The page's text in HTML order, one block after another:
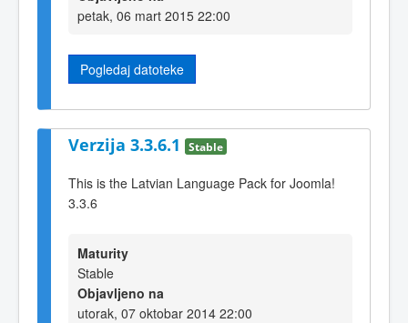
petak, 06 mart 2015 22:00
Pogledaj datoteke
Verzija 3.3.6.1 Stable
This is the Latvian Language Pack for Joomla!
3.3.6
Maturity
Stable
Objavljeno na
utorak, 07 oktobar 2014 22:00